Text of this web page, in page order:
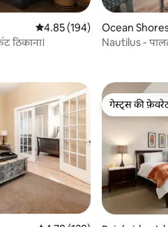
औसत रेटिंग 5 में से 4.85, 194
4.85 (194)
ठिकाना।
Ocean Shores
Nautilus -
गेस्ट्स की
गेस्ट्स की